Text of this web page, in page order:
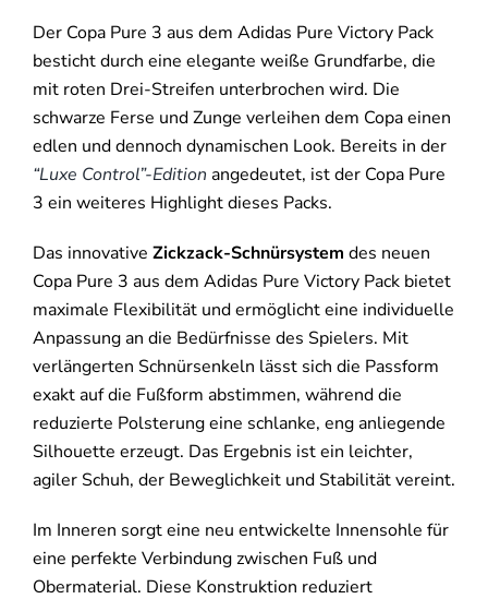
Der Copa Pure 3 aus dem Adidas Pure Victory Pack
besticht durch eine elegante weiße Grundfarbe, die
mit roten Drei-Streifen unterbrochen wird. Die
schwarze Ferse und Zunge verleihen dem Copa einen
edlen und dennoch dynamischen Look. Bereits in der
“Luxe Control”-Edition angedeutet, ist der Copa Pure
3 ein weiteres Highlight dieses Packs.
Das innovative Zickzack-Schnürsystem des neuen
Copa Pure 3 aus dem Adidas Pure Victory Pack bietet
maximale Flexibilität und ermöglicht eine individuelle
Anpassung an die Bedürfnisse des Spielers. Mit
verlängerten Schnürsenkeln lässt sich die Passform
exakt auf die Fußform abstimmen, während die
reduzierte Polsterung eine schlanke, eng anliegende
Silhouette erzeugt. Das Ergebnis ist ein leichter,
agiler Schuh, der Beweglichkeit und Stabilität vereint.
Im Inneren sorgt eine neu entwickelte Innensohle für
eine perfekte Verbindung zwischen Fuß und
Obermaterial. Diese Konstruktion reduziert